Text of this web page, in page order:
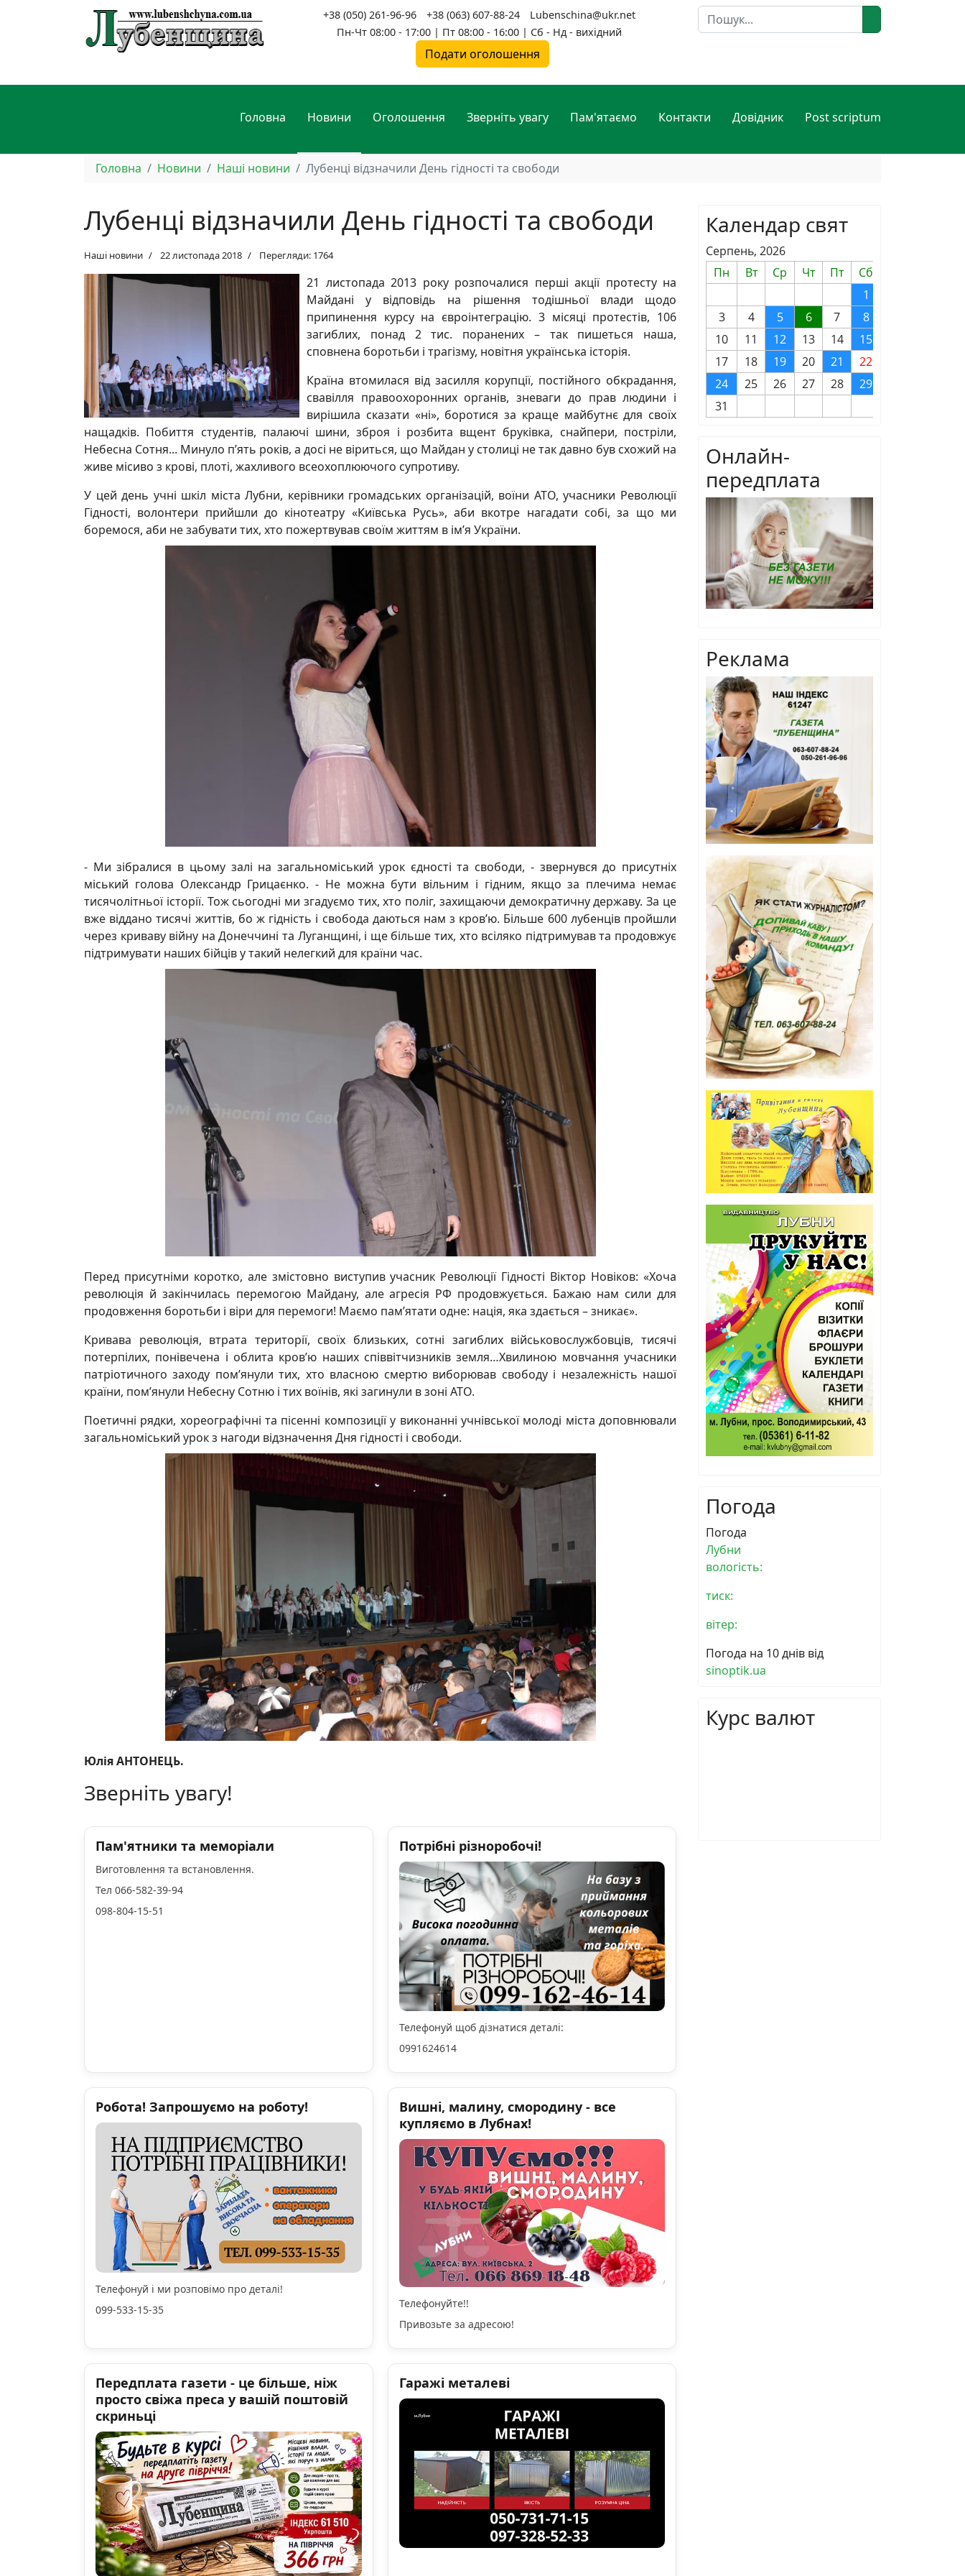
+38 (050) 261-96-96 +38 (063) 607-88-24
Lubenschina@ukr.net
Пн-Чт 08:00 - 17:00 | Пт 08:00 - 16:00 | Сб - Нд - вихідний
Подати оголошення
Пошук
Головна Новини Оголошення Зверніть увагу Пам'ятаємо Контакти Довідник Post scriptum
Головна Новини Наші новини Лубенці відзначили День гідності та свободи
Лубенці відзначили День гідності та свободи
Наші новини 22 листопада 2018 Перегляди: 1764
21 листопада 2013 року розпочалися перші акції протесту на
Майдані у відповідь на рішення тодішньої влади щодо
припинення курсу на євроінтеграцію. 3 місяці протестів, 106
загиблих, понад 2 тис. поранених – так пишеться наша,
сповнена боротьби і трагізму, новітня українська історія.
Країна втомилася від засилля корупції, постійного обкрадання,
свавілля правоохоронних органів, зневаги до прав людини і
вирішила сказати «ні», боротися за краще майбутнє для своїх
нащадків. Побиття студентів, палаючі шини, зброя і розбита вщент бруківка, снайпери, постріли,
Небесна Сотня... Минуло п’ять років, а досі не віриться, що Майдан у столиці не так давно був схожий на
живе місиво з крові, плоті, жахливого всеохоплюючого супротиву.
У цей день учні шкіл міста Лубни, керівники громадських організацій, воїни АТО, учасники Революції
Гідності, волонтери прийшли до кінотеатру «Київська Русь», аби вкотре нагадати собі, за що ми
боремося, аби не забувати тих, хто пожертвував своїм життям в ім’я України.
- Ми зібралися в цьому залі на загальноміський урок єдності та свободи, - звернувся до присутніх
міський голова Олександр Грицаєнко. - Не можна бути вільним і гідним, якщо за плечима немає
тисячолітньої історії. Тож сьогодні ми згадуємо тих, хто поліг, захищаючи демократичну державу. За це
вже віддано тисячі життів, бо ж гідність і свобода даються нам з кров’ю. Більше 600 лубенців пройшли
через криваву війну на Донеччині та Луганщині, і ще більше тих, хто всіляко підтримував та продовжує
підтримувати наших бійців у такий нелегкий для країни час.
Перед присутніми коротко, але змістовно виступив учасник Революції Гідності Віктор Новіков: «Хоча
революція й закінчилась перемогою Майдану, але агресія РФ продовжується. Бажаю нам сили для
продовження боротьби і віри для перемоги! Маємо пам’ятати одне: нація, яка здається – зникає».
Кривава революція, втрата території, своїх близьких, сотні загиблих військовослужбовців, тисячі
потерпілих, понівечена і облита кров’ю наших співвітчизників земля…Хвилиною мовчання учасники
патріотичного заходу пом’янули тих, хто власною смертю виборював свободу і незалежність нашої
країни, пом’янули Небесну Сотню і тих воїнів, які загинули в зоні АТО.
Поетичні рядки, хореографічні та пісенні композиції у виконанні учнівської молоді міста доповнювали
загальноміський урок з нагоди відзначення Дня гідності і свободи.
Юлія АНТОНЕЦЬ.
Зверніть увагу!
Пам'ятники та меморіали
Виготовлення та встановлення.
Тел 066-582-39-94
098-804-15-51
Потрібні різноробочі!
Телефонуй щоб дізнатися деталі:
0991624614
Робота! Запрошуємо на роботу!
Телефонуй і ми розповімо про деталі!
099-533-15-35
Вишні, малину, смородину - все
купляємо в Лубнах!
Телефонуйте!!
Привозьте за адресою!
Передплата газети - це більше, ніж
просто свіжа преса у вашій поштовій
скриньці
Гаражі металеві
Календар свят
Серпень, 2026
Пн
Вт Ср Чт Пт Сб
1
3
4 5 6 7 8
10
11 12 13 14 15
17
18 19 20 21 22
24
25 26 27 28 29
31
Онлайн-
передплата
Реклама
Погода
Погода
Лубни
вологість:
тиск:
вітер:
Погода на 10 днів від
sinoptik.ua
Курс валют